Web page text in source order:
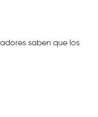
saben que los